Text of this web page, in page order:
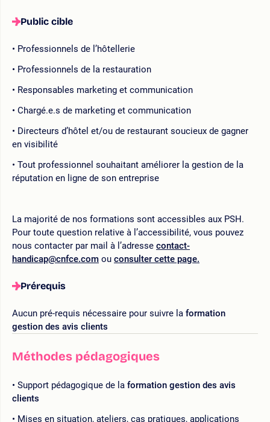
Public cible
Professionnels de l’hôtellerie
Professionnels de la restauration
Responsables marketing et communication
Chargé.e.s de marketing et communication
Directeurs d’hôtel et/ou de restaurant soucieux de gagner
en visibilité
Tout professionnel souhaitant améliorer la gestion de la
réputation en ligne de son entreprise
La majorité de nos formations sont accessibles aux PSH.
Pour toute question relative à l’accessibilité, vous pouvez
nous contacter par mail à l’adresse contact-
handicap@cnfce.com ou consulter cette page.
Prérequis
Aucun pré-requis nécessaire pour suivre la formation
gestion des avis clients
Méthodes pédagogiques
Support pédagogique de la formation gestion des avis
clients
Mises en situation, ateliers, cas pratiques, applications